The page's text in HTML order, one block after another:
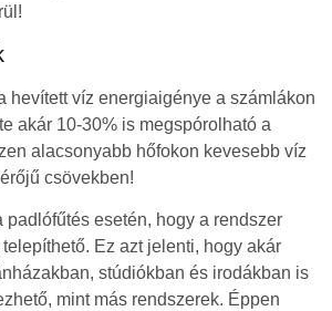
hevített víz energiaigénye a számlákon
akár 10-30% is megspórolható a
alacsonyabb hőfokon kevesebb víz
csövekben!
padlófűtés esetén, hogy a rendszer
Ez azt jelenti, hogy akár
stúdiókban és irodákban is
mint más rendszerek. Éppen